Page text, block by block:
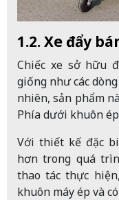
1.2. Xe đẩy
Chiếc xe sở hữu
giống như các
nhiên, sản phẩm
Phía dưới khuôn
Với thiết kế đặc
hơn trong quá
thao tác thực
khuôn máy ép và